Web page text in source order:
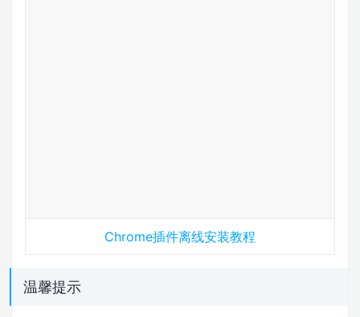
Chrome插件离线安装教程
温馨提示